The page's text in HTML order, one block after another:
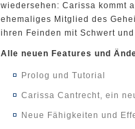
wiedersehen: Carissa kommt
ehemaliges Mitglied des
ihren Feinden mit Schwert
Alle neuen Features und
Prolog und Tutorial
Carissa Cantrecht, ein
Neue Fähigkeiten und